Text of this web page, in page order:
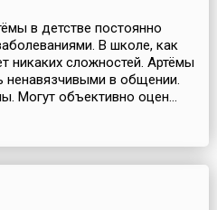
в детстве постоянно
В школе, как
никаких сложностей. Артёмы
ненавязчивыми в общении.
Могут объективно оцен...